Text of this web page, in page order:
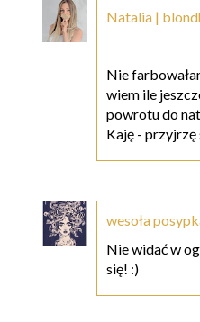
Natalia |
Nie
wiem ile
powrotu do
Kaję - przyjrzę
wesoła
Nie widać w
się! :)